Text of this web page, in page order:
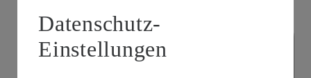
Datenschutz-
Einstellungen